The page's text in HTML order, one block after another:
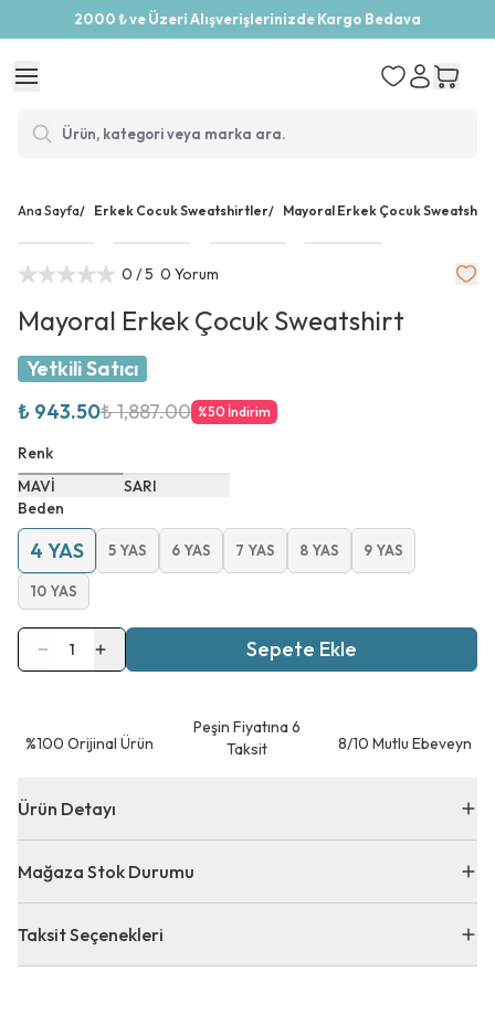
2000 ₺ ve Üzeri Alışverişlerinizde Kargo Bedava
Ana Sayfa/ Erkek Cocuk Sweatshirtler/ Mayoral Erkek Çocuk Sweatshirt
0 / 5 0 Yorum
Mayoral Erkek Çocuk Sweatshirt
Yetkili Satıcı
₺ 943.50₺ 1,887.00 %50 İndirim
Renk
MAVİ
SARI
Beden
4 YAS 5 YAS 6 YAS 7 YAS 8 YAS 9 YAS
10 YAS
1 Sepete Ekle
⁠%100 Orijinal Ürün
Peşin Fiyatına 6
Taksit
8/10 Mutlu Ebeveyn
Ürün Detayı
Mağaza Stok Durumu
Taksit Seçenekleri